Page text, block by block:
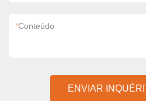
*Conteúdo
ENVIAR